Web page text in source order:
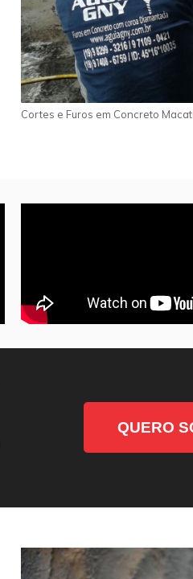
Cortes e Furos em Concreto
QUERO